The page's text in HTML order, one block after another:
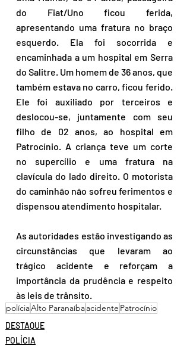
do Fiat/Uno ficou ferida,
apresentando uma fratura no braço
esquerdo. Ela foi socorrida e
encaminhada a um hospital em Serra
do Salitre. Um homem de 36 anos, que
também estava no carro, ficou ferido.
Ele foi auxiliado por terceiros e
deslocou-se, juntamente com seu
filho de 02 anos, ao hospital em
Patrocínio. A criança teve um corte
no supercílio e uma fratura na
clavícula do lado direito. O motorista
do caminhão não sofreu ferimentos e
dispensou atendimento hospitalar.
As autoridades estão investigando as
circunstâncias que levaram ao
trágico acidente e reforçam a
importância da prudência e respeito
às leis de trânsito.
políciaAlto Paranaíbaacidente Patrocínio
DESTAQUE
POLÍCIA